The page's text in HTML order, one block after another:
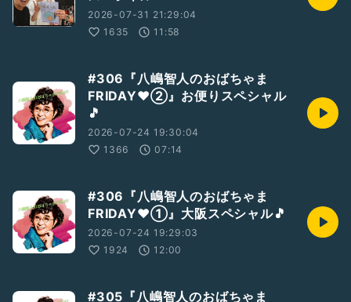
2026-07-31 21:29:04
1635
11:58
#306『八嶋智人のおばちゃま
FRIDAY❤️②』お便りスペシャル
🎵
2026-07-24 19:30:04
1366
07:14
#306『八嶋智人のおばちゃま
FRIDAY❤️①』大阪スペシャル🎵
2026-07-24 19:29:03
1924
12:00
#305『八嶋智人のおばちゃま